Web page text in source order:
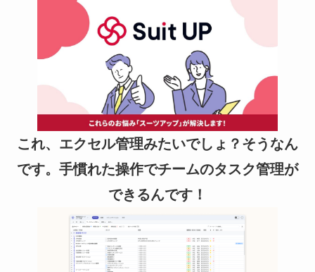
これ、エクセル管理みたいでしょ？そうなん
です。手慣れた操作でチームのタスク管理が
できるんです！